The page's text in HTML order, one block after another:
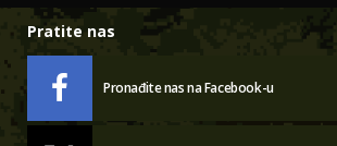
Pratite nas
Pronađite nas na Facebook-u